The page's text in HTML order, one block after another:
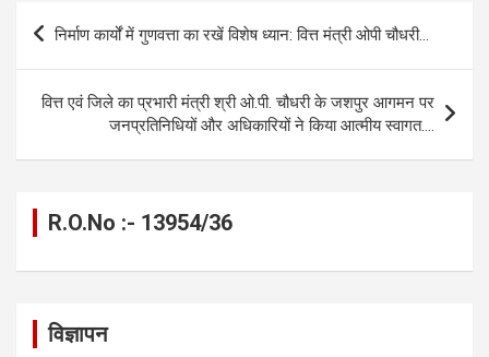
b
o
o
k
n
g
er
A
p
p
gr
a
m
Li
n
k
e
Post
navigation
निर्माण कार्यों में गुणवत्ता का रखें विशेष ध्यान: वित्त मंत्री ओपी चौधरी…
वित्त एवं जिले का प्रभारी मंत्री श्री ओ.पी. चौधरी के जशपुर आगमन पर
जनप्रतिनिधियों और अधिकारियों ने किया आत्मीय स्वागत….
R.O.No :- 13954/36
विज्ञापन